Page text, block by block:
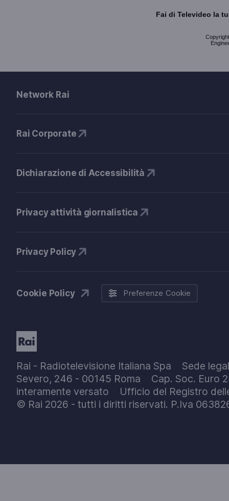
Fai di Televideo la